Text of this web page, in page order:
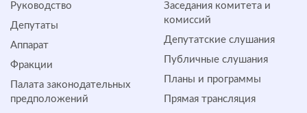
Руководство
Депутаты
Аппарат
Фракции
Палата законодательных
предположений
Заседания комитета и
комиссий
Депутатские слушания
Публичные слушания
Планы и программы
Прямая трансляция